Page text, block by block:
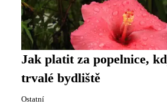
Jak platit za popelnice,
trvalé bydliště
Ostatní